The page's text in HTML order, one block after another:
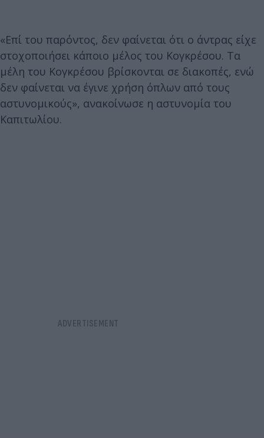
«Επί του παρόντος, δεν φαίνεται ότι ο άντρας είχε
στοχοποιήσει κάποιο μέλος του Κογκρέσου. Τα
μέλη του Κογκρέσου βρίσκονται σε διακοπές, ενώ
δεν φαίνεται να έγινε χρήση όπλων από τους
αστυνομικούς», ανακοίνωσε η αστυνομία του
Καπιτωλίου.